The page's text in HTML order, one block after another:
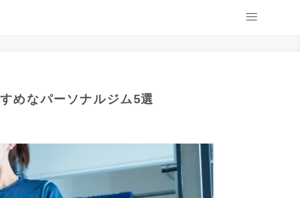
めなパーソナルジム5選